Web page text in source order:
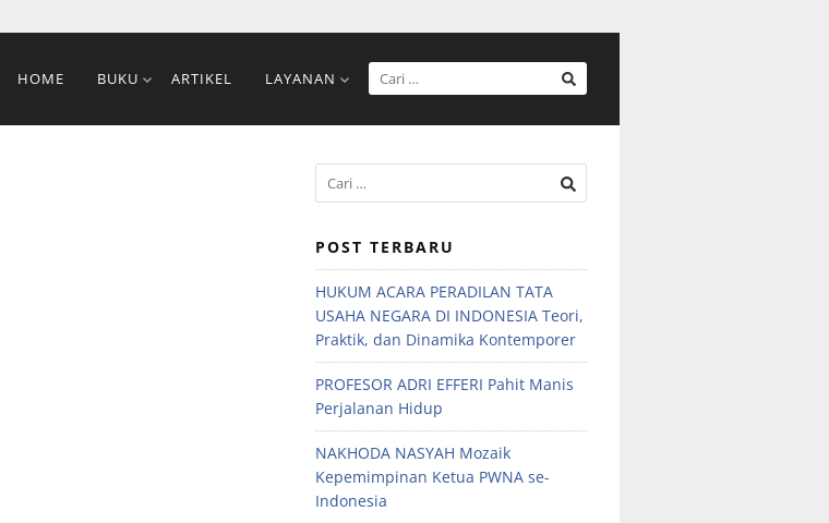
HOME BUKU ARTIKEL LAYANAN
POST TERBARU
HUKUM ACARA PERADILAN TATA
USAHA NEGARA DI INDONESIA Teori,
Praktik, dan Dinamika Kontemporer
PROFESOR ADRI EFFERI Pahit Manis
Perjalanan Hidup
NAKHODA NASYAH Mozaik
Kepemimpinan Ketua PWNA se-
Indonesia